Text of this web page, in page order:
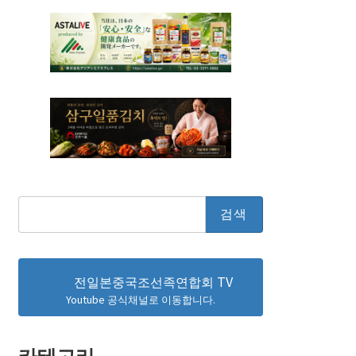
전일본중국조선족연합회 TV
Youtube 공식채널로 이동합니다.